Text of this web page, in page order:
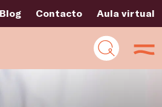
Blog Contacto Aula virtual